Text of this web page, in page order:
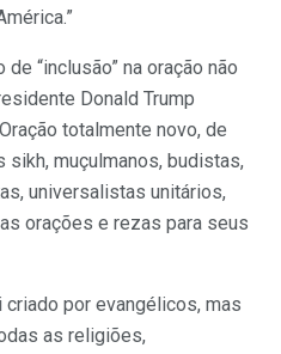
“inclusão” na oração não
Donald Trump
totalmente novo, de
muçulmanos, budistas,
universalistas unitários,
orações e rezas para seus
criado por evangélicos, mas
as religiões,